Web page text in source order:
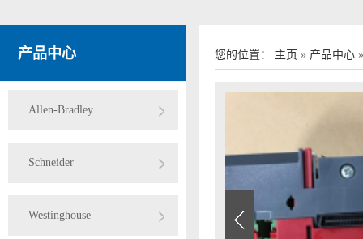
产品中心
Allen-Bradley
Schneider
Westinghouse
您的位置： 主页 » 产品中心